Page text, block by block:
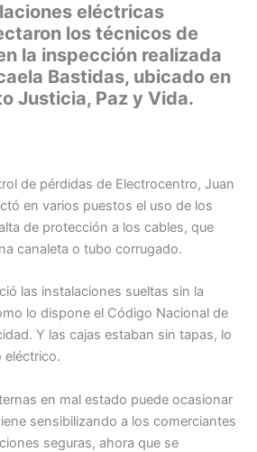
Menu
eléctricas
los técnicos de
la inspección realizada
Bastidas, ubicado en
Justicia, Paz y Vida.
de pérdidas de Electrocentro, Juan
en varios puestos el uso de los
de protección a los cables, que
canaleta o tubo corrugado.
las instalaciones sueltas sin la
lo dispone el Código Nacional de
Y las cajas estaban sin tapas, lo
eléctrico.
en mal estado puede ocasionar
sensibilizando a los comerciantes
seguras, ahora que se